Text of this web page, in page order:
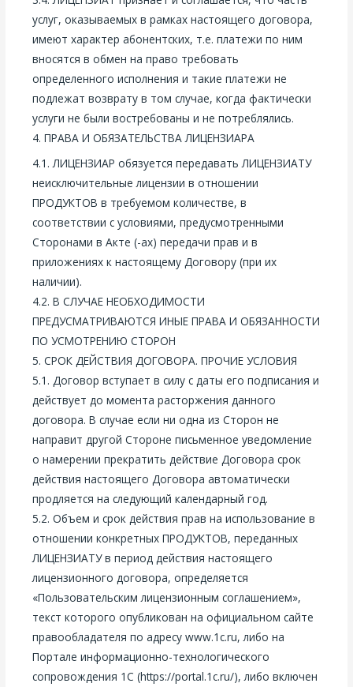
услуг, оказываемых в рамках настоящего договора,
имеют характер абонентских, т.е. платежи по ним
вносятся в обмен на право требовать
определенного исполнения и такие платежи не
подлежат возврату в том случае, когда фактически
услуги не были востребованы и не потреблялись.
4. ПРАВА И ОБЯЗАТЕЛЬСТВА ЛИЦЕНЗИАРА
4.1. ЛИЦЕНЗИАР обязуется передавать ЛИЦЕНЗИАТУ
неисключительные лицензии в отношении
ПРОДУКТОВ в требуемом количестве, в
соответствии с условиями, предусмотренными
Сторонами в Акте (-ах) передачи прав и в
приложениях к настоящему Договору (при их
наличии).
4.2. В СЛУЧАЕ НЕОБХОДИМОСТИ
ПРЕДУСМАТРИВАЮТСЯ ИНЫЕ ПРАВА И ОБЯЗАННОСТИ
ПО УСМОТРЕНИЮ СТОРОН
5. СРОК ДЕЙСТВИЯ ДОГОВОРА. ПРОЧИЕ УСЛОВИЯ
5.1. Договор вступает в силу с даты его подписания и
действует до момента расторжения данного
договора. В случае если ни одна из Сторон не
направит другой Стороне письменное уведомление
о намерении прекратить действие Договора срок
действия настоящего Договора автоматически
продляется на следующий календарный год.
5.2. Объем и срок действия прав на использование в
отношении конкретных ПРОДУКТОВ, переданных
ЛИЦЕНЗИАТУ в период действия настоящего
лицензионного договора, определяется
«Пользовательским лицензионным соглашением»,
текст которого опубликован на официальном сайте
правообладателя по адресу www.1c.ru, либо на
Портале информационно-технологического
сопровождения 1С (https://portal.1c.ru/), либо включен